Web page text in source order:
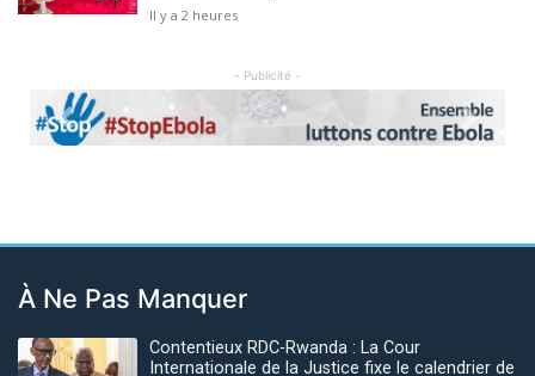
Il y a 2 heures
- Publicité -
Previous Next
À Ne Pas Manquer
Contentieux RDC-Rwanda : La Cour
Internationale de la Justice fixe le calendrier de